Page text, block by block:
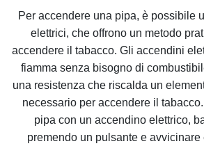
Per accendere una pipa, è possibile
elettrici, che offrono un metodo
accendere il tabacco. Gli accendini
fiamma senza bisogno di
una resistenza che riscalda un
necessario per accendere il
pipa con un accendino elettrico,
premendo un pulsante e